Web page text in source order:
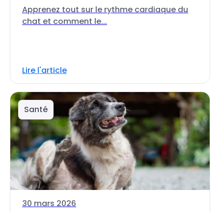
Apprenez tout sur le rythme cardiaque du
chat et comment le...
Lire l'article
Santé
30 mars 2026